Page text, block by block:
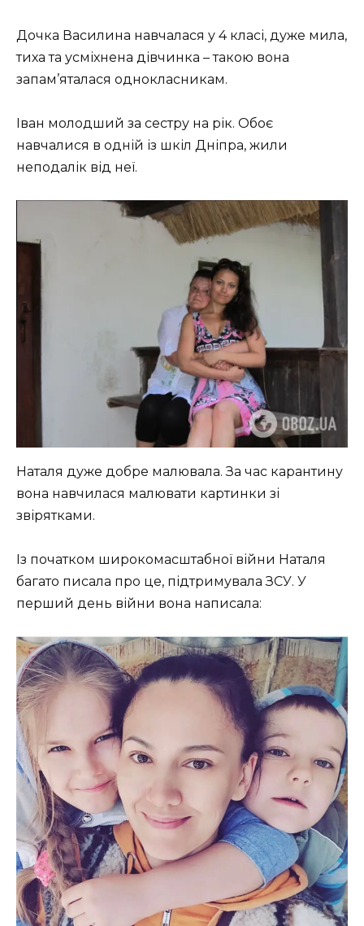
Дочка Василина навчалася у 4 класі, дуже мила,
тиха та усміхнена дівчинка – такою вона
запам’яталася однокласникам.
Іван молодший за сестру на рік. Обоє
навчалися в одній із шкіл Дніпра, жили
неподалік від неї.
Наталя дуже добре малювала. За час карантину
вона навчилася малювати картинки зі
звірятками.
Із початком широкомасштабної війни Наталя
багато писала про це, підтримувала ЗСУ. У
перший день війни вона написала: